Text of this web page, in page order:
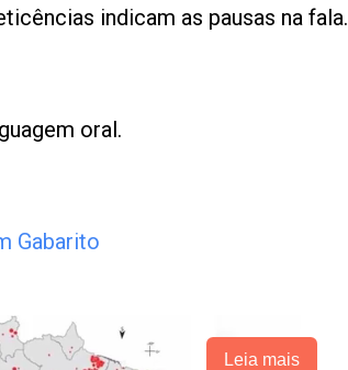
indicam as pausas na fala.
oral.
Gabarito
Leia mais